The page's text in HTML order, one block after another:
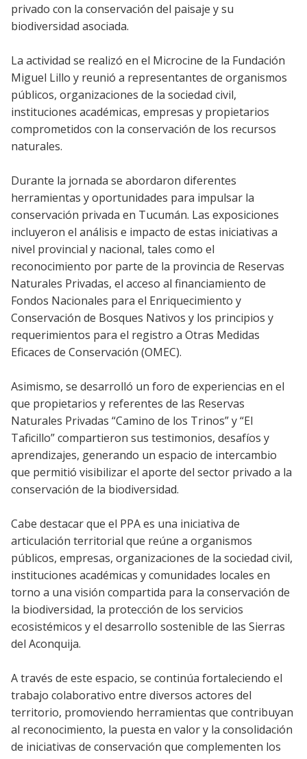
privado con la conservación del paisaje y su
biodiversidad asociada.
La actividad se realizó en el Microcine de la Fundación
Miguel Lillo y reunió a representantes de organismos
públicos, organizaciones de la sociedad civil,
instituciones académicas, empresas y propietarios
comprometidos con la conservación de los recursos
naturales.
Durante la jornada se abordaron diferentes
herramientas y oportunidades para impulsar la
conservación privada en Tucumán. Las exposiciones
incluyeron el análisis e impacto de estas iniciativas a
nivel provincial y nacional, tales como el
reconocimiento por parte de la provincia de Reservas
Naturales Privadas, el acceso al financiamiento de
Fondos Nacionales para el Enriquecimiento y
Conservación de Bosques Nativos y los principios y
requerimientos para el registro a Otras Medidas
Eficaces de Conservación (OMEC).
Asimismo, se desarrolló un foro de experiencias en el
que propietarios y referentes de las Reservas
Naturales Privadas “Camino de los Trinos” y “El
Taficillo” compartieron sus testimonios, desafíos y
aprendizajes, generando un espacio de intercambio
que permitió visibilizar el aporte del sector privado a la
conservación de la biodiversidad.
Cabe destacar que el PPA es una iniciativa de
articulación territorial que reúne a organismos
públicos, empresas, organizaciones de la sociedad civil,
instituciones académicas y comunidades locales en
torno a una visión compartida para la conservación de
la biodiversidad, la protección de los servicios
ecosistémicos y el desarrollo sostenible de las Sierras
del Aconquija.
A través de este espacio, se continúa fortaleciendo el
trabajo colaborativo entre diversos actores del
territorio, promoviendo herramientas que contribuyan
al reconocimiento, la puesta en valor y la consolidación
de iniciativas de conservación que complementen los